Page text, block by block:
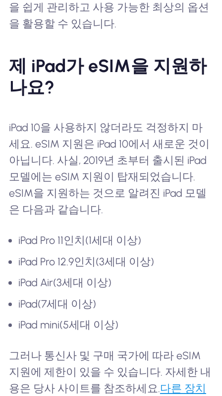
을 쉽게 관리하고 사용 가능한 최상의 옵션
을 활용할 수 있습니다.
제 iPad가 eSIM을 지원하
나요?
iPad 10을 사용하지 않더라도 걱정하지 마
세요. eSIM 지원은 iPad 10에서 새로운 것이
아닙니다. 사실, 2019년 초부터 출시된 iPad
모델에는 eSIM 지원이 탑재되었습니다.
eSIM을 지원하는 것으로 알려진 iPad 모델
은 다음과 같습니다.
iPad Pro 11인치(1세대 이상)
iPad Pro 12.9인치(3세대 이상)
iPad Air(3세대 이상)
iPad(7세대 이상)
iPad mini(5세대 이상)
그러나 통신사 및 구매 국가에 따라 eSIM
지원에 제한이 있을 수 있습니다. 자세한 내
용은 당사 사이트를 참조하세요.다른 장치